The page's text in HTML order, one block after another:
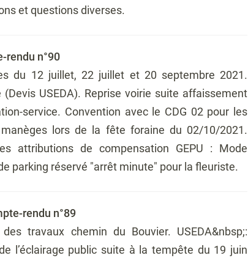
et questions diverses.
rendu n°90
du 12 juillet, 22 juillet et 20 septembre 2021.
USEDA). Reprise voirie suite affaissement
service. Convention avec le CDG 02 pour les
lors de la fête foraine du 02/10/2021.
attributions de compensation GEPU : Mode
parking réservé "arrêt minute" pour la fleuriste.
rendu n°89
travaux chemin du Bouvier. USEDA&nbsp;:
l’éclairage public suite à la tempête du 19 juin